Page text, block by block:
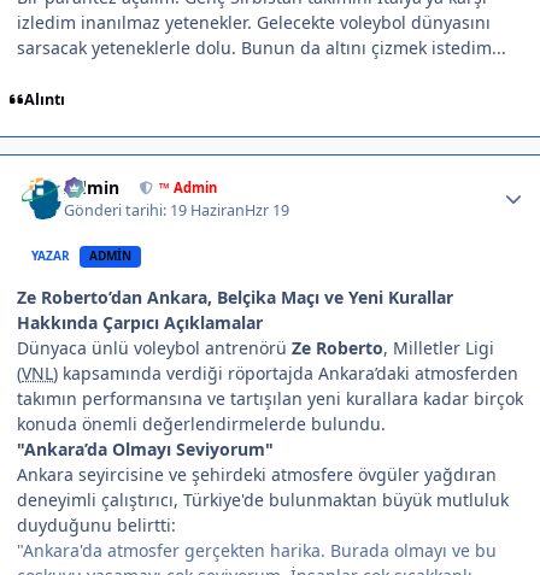
izledim inanılmaz yetenekler. Gelecekte voleybol dünyasını
sarsacak yeteneklerle dolu. Bunun da altını çizmek istedim...
Alıntı
Admin ™ Admin
Gönderi tarihi: 19 HaziranHzr 19
YAZAR ADMIN
Ze Roberto’dan Ankara, Belçika Maçı ve Yeni Kurallar
Hakkında Çarpıcı Açıklamalar
Dünyaca ünlü voleybol antrenörü Ze Roberto, Milletler Ligi
(VNL) kapsamında verdiği röportajda Ankara’daki atmosferden
takımın performansına ve tartışılan yeni kurallara kadar birçok
konuda önemli değerlendirmelerde bulundu.
"Ankara’da Olmayı Seviyorum"
Ankara seyircisine ve şehirdeki atmosfere övgüler yağdıran
deneyimli çalıştırıcı, Türkiye'de bulunmaktan büyük mutluluk
duyduğunu belirtti:
"Ankara'da atmosfer gerçekten harika. Burada olmayı ve bu